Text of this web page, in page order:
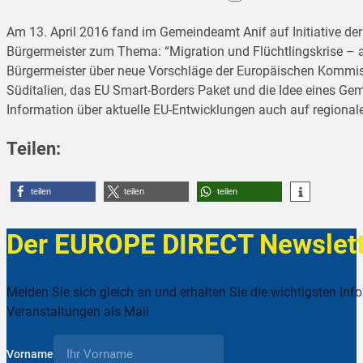
Am 13. April 2016 fand im Gemeindeamt Anif auf Initiative
Bürgermeister zum Thema: “Migration und Flüchtlingskrise –
Bürgermeister über neue Vorschläge der Europäischen
Süditalien, das EU Smart-Borders Paket und die Idee eines
Information über aktuelle EU-Entwicklungen auch auf
Teilen:
teilen teilen teilen
Der EUROPE DIRECT
Melden Sie sich gleich an und erhalten Sie die wichtigsten
Veranstaltungen als Mail
Vorname